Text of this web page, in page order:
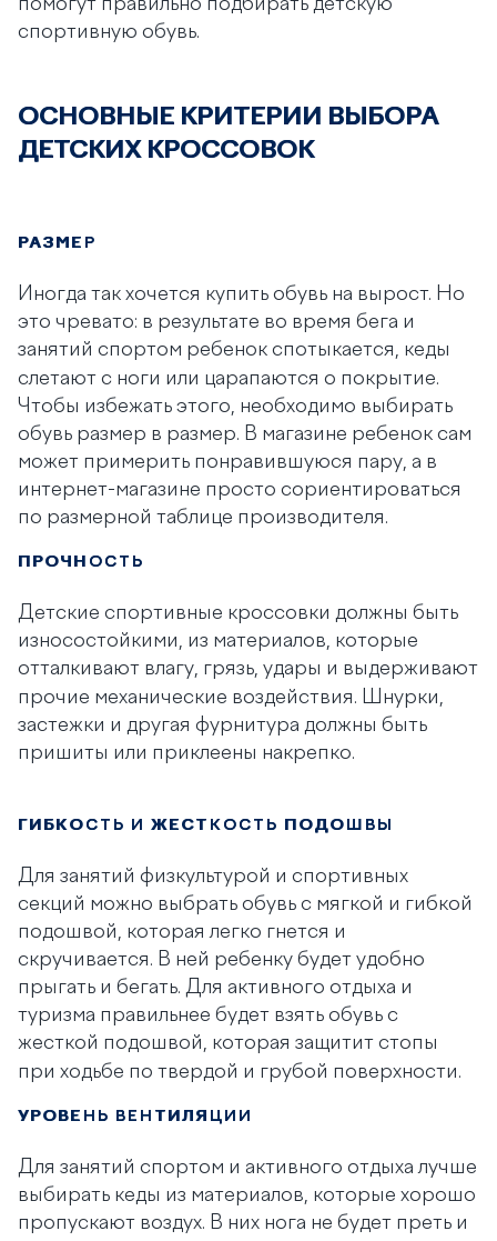
помогут правильно подбирать детскую
спортивную обувь.
ОСНОВНЫЕ КРИТЕРИИ ВЫБОРА
ДЕТСКИХ КРОССОВОК
РАЗМЕР
Иногда так хочется купить обувь на вырост. Но
это чревато: в результате во время бега и
занятий спортом ребенок спотыкается, кеды
слетают с ноги или царапаются о покрытие.
Чтобы избежать этого, необходимо выбирать
обувь размер в размер. В магазине ребенок сам
может примерить понравившуюся пару, а в
интернет-магазине просто сориентироваться
по размерной таблице производителя.
ПРОЧНОСТЬ
Детские спортивные кроссовки должны быть
износостойкими, из материалов, которые
отталкивают влагу, грязь, удары и выдерживают
прочие механические воздействия. Шнурки,
застежки и другая фурнитура должны быть
пришиты или приклеены накрепко.
ГИБКОСТЬ И ЖЕСТКОСТЬ ПОДОШВЫ
Для занятий физкультурой и спортивных
секций можно выбрать обувь с мягкой и гибкой
подошвой, которая легко гнется и
скручивается. В ней ребенку будет удобно
прыгать и бегать. Для активного отдыха и
туризма правильнее будет взять обувь с
жесткой подошвой, которая защитит стопы
при ходьбе по твердой и грубой поверхности.
УРОВЕНЬ ВЕНТИЛЯЦИИ
Для занятий спортом и активного отдыха лучше
выбирать кеды из материалов, которые хорошо
пропускают воздух. В них нога не будет преть и